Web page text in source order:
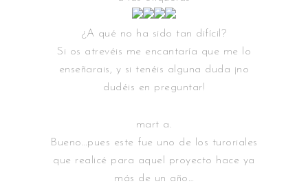
¿A qué no ha sido tan difícil?
Si os atrevéis me encantaría que me lo
enseñarais, y si tenéis alguna duda ¡no
dudéis en preguntar!
mart a.
Bueno…pues este fue uno de los turoriales
que realicé para aquel proyecto hace ya
más de un año…